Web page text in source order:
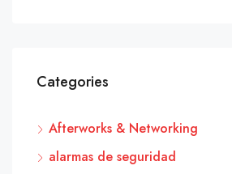
Categories
Afterworks & Networking
alarmas de seguridad